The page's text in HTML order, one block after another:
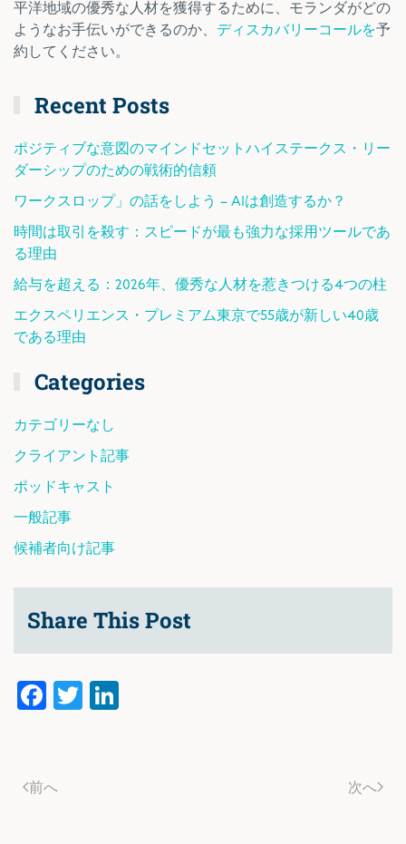
平洋地域の優秀な人材を獲得するために、モランダがどの
ようなお手伝いができるのか、 ディスカバリーコールを予
約してください。
Recent Posts
ポジティブな意図のマインドセットハイステークス・リー
ダーシップのための戦術的信頼
ワークスロップ」の話をしよう – AIは創造するか？
時間は取引を殺す：スピードが最も強力な採用ツールであ
る理由
給与を超える：2026年、優秀な人材を惹きつける4つの柱
エクスペリエンス・プレミアム東京で55歳が新しい40歳
である理由
Categories
カテゴリーなし
クライアント記事
ポッドキャスト
一般記事
候補者向け記事
Share This Post
Facebook
Twitter
前へ 次へ